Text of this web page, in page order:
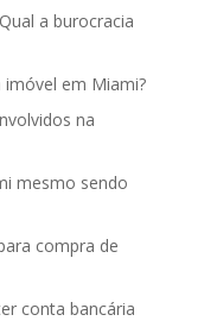
a burocracia
em Miami?
na
mesmo sendo
compra de
conta bancária